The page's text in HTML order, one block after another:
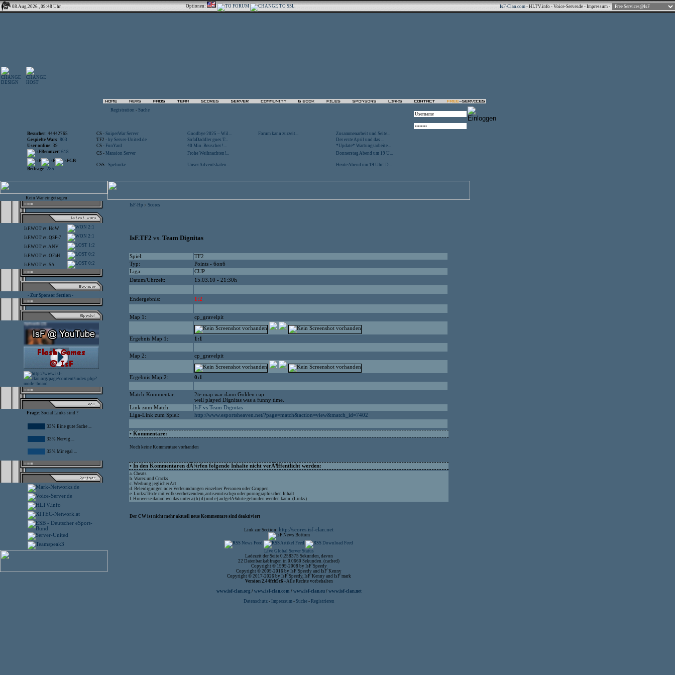
08.Aug.2026 , 09:48 Uhr Optionen: IsF-Clan.com - HLTV.info - Voice-Server.de - Impressum -
Registration - Suche
Besucher: 44442765 CS - SniperWar Server Goodbye 2025 – Wil... Forum kann zurzeit...
Zusammenarbeit und Seite...
Gespielte Wars: 803 TF2 - by Server-United.de SofaDaddler goes T...
Der erste April und das ...
User online: 39 CS - FunYard 40 Mio. Beuscher !...
*Update* Wartungsarbeite...
Benutzer: 618 CS - Mansion Server Frohe Weihnachten!...
Donnerstag Abend um 19 U...
GB-
Beiträge: 285
CSS - Spelunke Unser Adventskalen... Heute Abend um 19 Uhr: D...
Kein War eingetragen
IsF.WOT vs. HoW 2:1
IsF.WOT vs. QSF-7 2:1
IsF.WOT vs.ANV 1:2
IsF.WOT vs. OFaH 0:2
IsF.WOT vs. SA 0:2
- Zur Sponsor Section -
Frage: Social Links sind ?
33% Eine gute Sache ...
33% Nervig ...
33% Mir egal ...
IsF-Hp > Scores
IsF.TF2 vs. Team Dignitas
Spiel:
TF2
Typ:
Points - 6on6
Liga:
CUP
Datum/Uhrzeit:
15.03.10 - 21:30h
Endergebnis: 1:2
Map 1: cp_gravelpit
Ergebnis Map 1: 1:1
Map 2: cp_gravelpit
Ergebnis Map 2: 0:1
Match-Kommentar:
2te map war dann Golden cap.
well played Dignitas was a funny time.
Link zum Match:
IsF vs Team Dignitas
Liga-Link zum Spiel:
http://www.esportsheaven.net/?page=match&action=view&match_id=7402
• Kommentare:
Noch keine Kommentare vorhanden
• In den Kommentaren dÃ¼rfen folgende Inhalte nicht verÃ¶ffentlicht werden:
a. Cheats
b. Warez und Cracks
c. Werbung jeglicher Art
d. Beleidigungen oder Verleumdungen einzelner Personen oder Gruppen
e. Links/Texte mit volksverhetzendem, antisemitischen oder pornographischen Inhalt
f. Hinweise darauf wo das unter a) b) d) und e) aufgefÃ¼hrte gefunden werden kann. (Links)
Der CW ist nicht mehr aktuell neue Kommentare sind deaktiviert
Link zur Section: http://scores.isf-clan.net
Live Global Server Status
Ladezeit der Seite 0.258375 Sekunden, davon
22 Datenbankabfragen in 0.0660 Sekunden. (cached)
Copyright © 1999-2008 by IsF`Speedy
Copyright © 2009-2016 by IsF`Speedy and IsF`Kenny
Copyright © 2017-2026 by IsF`Speedy, IsF`Kenny and IsF`mark
Version 2.44fcb5c6 - Alle Rechte vorbehalten
www.isf-clan.org / www.isf-clan.com / www.isf-clan.eu/ www.isf-clan.net
Datenschutz - Impressum- Suche- Registrieren